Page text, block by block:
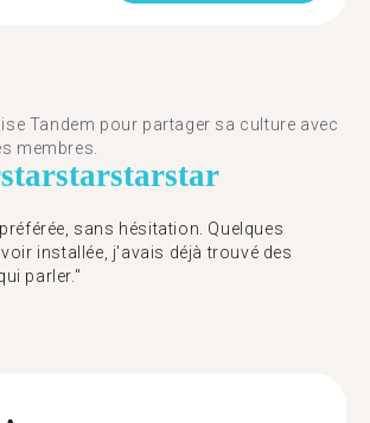
Tandem pour partager sa culture avec
membres.
starstarstarstar
sans hésitation. Quelques
installée, j'avais déjà trouvé des
parler."